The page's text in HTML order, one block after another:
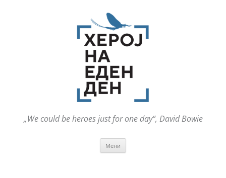
„We could be heroes just for one day“, David Bowie
Мени